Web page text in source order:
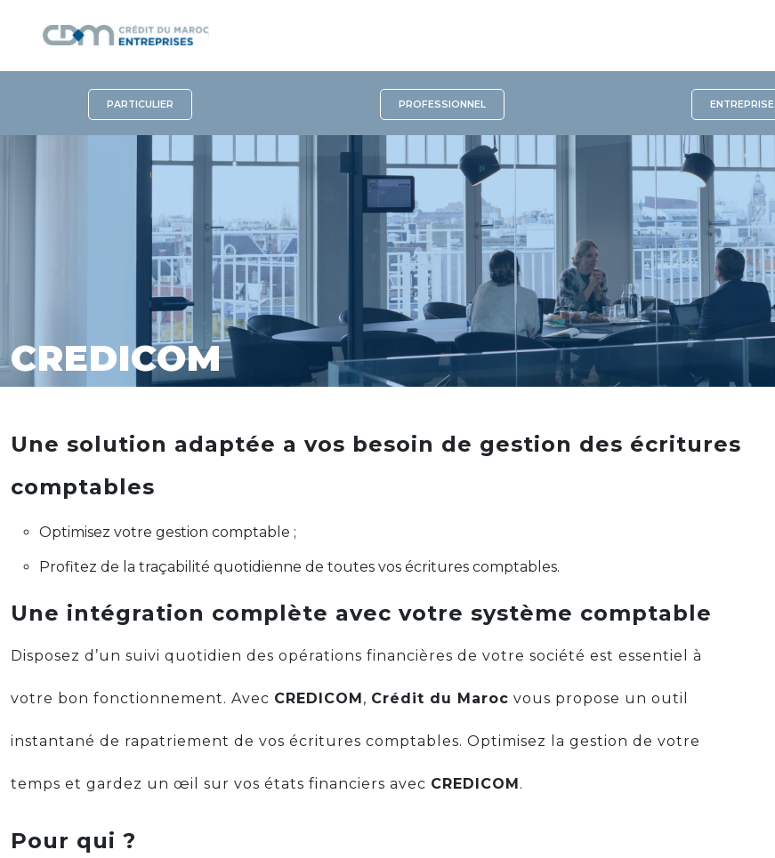
PARTICULIER PROFESSIONNEL ENTREPRISE
CREDICOM
Une solution adaptée a vos besoin de gestion des écritures
comptables
Optimisez votre gestion comptable ;
Profitez de la traçabilité quotidienne de toutes vos écritures comptables.
Une intégration complète avec votre système comptable
Disposez d’un suivi quotidien des opérations financières de votre société est essentiel à
votre bon fonctionnement. Avec CREDICOM, Crédit du Maroc vous propose un outil
instantané de rapatriement de vos écritures comptables. Optimisez la gestion de votre
temps et gardez un œil sur vos états financiers avec CREDICOM.
Pour qui ?